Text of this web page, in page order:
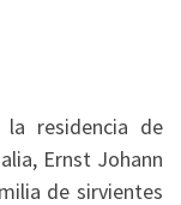
residencia de
Ernst Johann
de sirvientes